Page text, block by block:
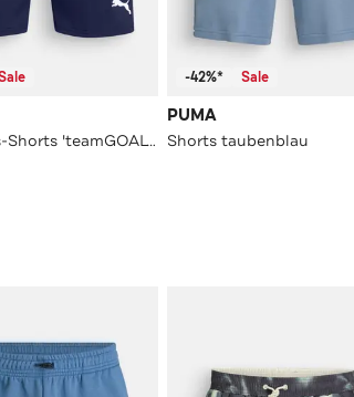
Funktions-Shorts 'teamGOAL' navy
-42%* Sale
PUMA
Shorts taubenblau